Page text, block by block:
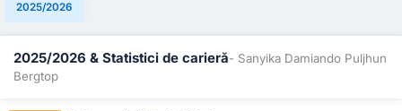
2025/2026
2025/2026 & Statistici de carieră- Sanyika Damiando Puljhun
Bergtop